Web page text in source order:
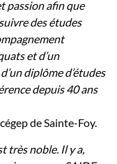
passion afin que
des études
et d’un
diplôme d’études
depuis 40 ans
de Sainte-Foy.
très noble. Il y a,